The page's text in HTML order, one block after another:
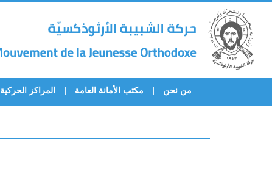
من نحن مكتب الأمانة العامة المراكز الحركية